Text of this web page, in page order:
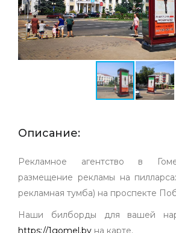
Описание:
Рекламное агентство в
размещение рекламы на
рекламная тумба) на проспекте
Наши билборды для вашей
https://1gomel.by на карте.